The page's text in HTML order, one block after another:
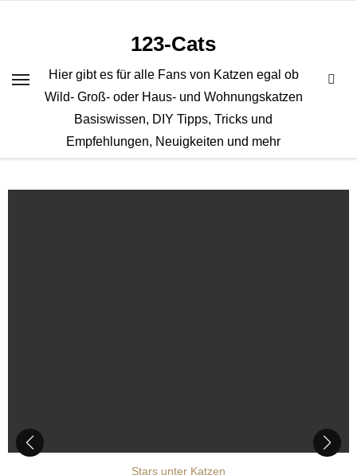
123-Cats
Hier gibt es für alle Fans von Katzen egal ob
Wild- Groß- oder Haus- und Wohnungskatzen
Basiswissen, DIY Tipps, Tricks und
Empfehlungen, Neuigkeiten und mehr
Stars unter Katzen